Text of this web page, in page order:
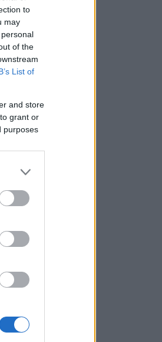
to
may
of the
List of
and store
grant or
purposes